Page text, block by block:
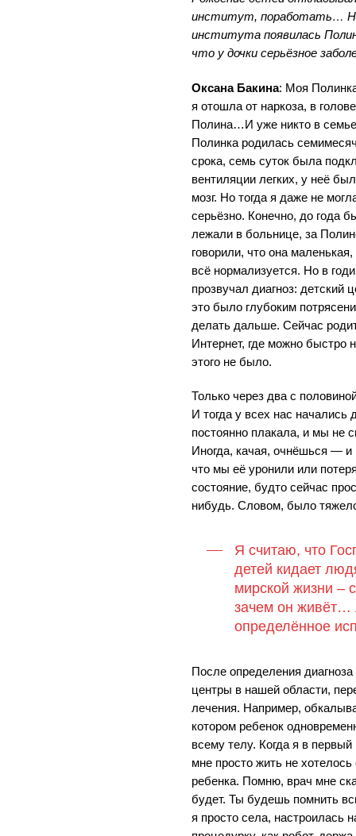
институт, поработать…
института появилась
что у дочки серьёзное
Оксана Бакина: Моя
я отошла от наркоза, в
Полина…И уже никто в
Полинка родилась
срока, семь суток была
вентиляции легких, у неё
мозг. Но тогда я даже не
серьёзно. Конечно, до года
лежали в больнице, за
говорили, что она
всё нормализуется. Но в
прозвучал диагноз: детский
это было глубоким
делать дальше. Сейчас
Интернет, где можно быстро
этого не было.
Только через два с
И тогда у всех нас начались
постоянно плакала, и мы не
Иногда, качая, очнёшься — и
что мы её уронили или
состояние, будто сейчас
нибудь. Словом, было
Я считаю, что
детей кидает
мирской жизни –
зачем он живёт…
определённое
После определения
центры в нашей области,
лечения. Например,
котором ребенок
всему телу. Когда я в
мне просто жить не хотелось
ребенка. Помню, врач мне
будет. Ты будешь помнить
я просто села, настроилась